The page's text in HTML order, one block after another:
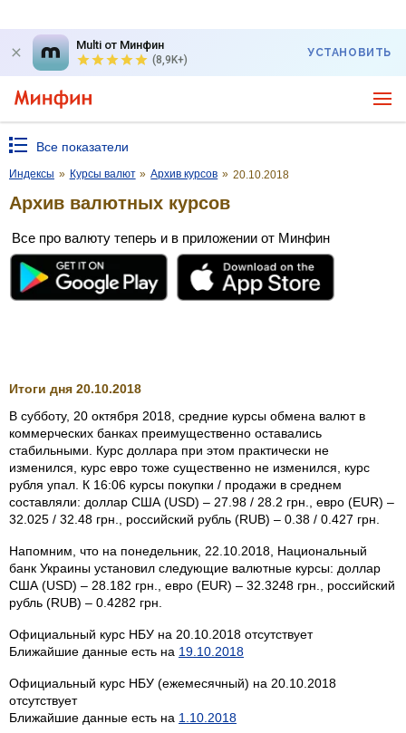
Multi от Минфин
(8,9K+)
УСТАНОВИТЬ
Все показатели
Индексы » Курсы валют » Архив курсов » 20.10.2018
Архив валютных курсов
Все про валюту теперь и в приложении от Минфин
Итоги дня 20.10.2018
В субботу, 20 октября 2018, средние курсы обмена валют в
коммерческих банках преимущественно оставались
стабильными. Курс доллара при этом практически не
изменился, курс евро тоже существенно не изменился, курс
рубля упал. К 16:06 курсы покупки / продажи в среднем
составляли: доллар США (USD) – 27.98 / 28.2 грн., евро (EUR) –
32.025 / 32.48 грн., российский рубль (RUB) – 0.38 / 0.427 грн.
Напомним, что на понедельник, 22.10.2018, Национальный
банк Украины установил следующие валютные курсы: доллар
США (USD) – 28.182 грн., евро (EUR) – 32.3248 грн., российский
рубль (RUB) – 0.4282 грн.
Официальный курс НБУ на 20.10.2018 отсутствует
Ближайшие данные есть на 19.10.2018
Официальный курс НБУ (ежемесячный) на 20.10.2018
отсутствует
Ближайшие данные есть на 1.10.2018